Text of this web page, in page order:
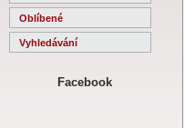
Oblíbené
Vyhledávání
Facebook